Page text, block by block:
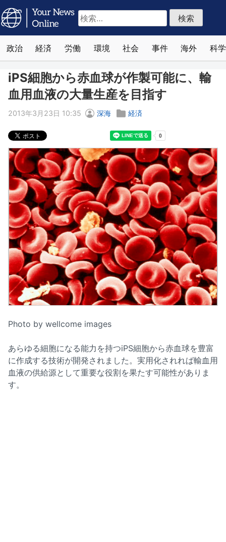
検
索:
政治 経済 労働 環境 社会 事件 海外 科学
iPS細胞から赤血球が作製可能に、輸
血用血液の大量生産を目指す
2013年3月23日 10:35 深海 経済
Photo by wellcome images
あらゆる細胞になる能力を持つiPS細胞から赤血球を豊富
に作成する技術が開発されました。実用化されれば輸血用
血液の供給源として重要な役割を果たす可能性がありま
す。